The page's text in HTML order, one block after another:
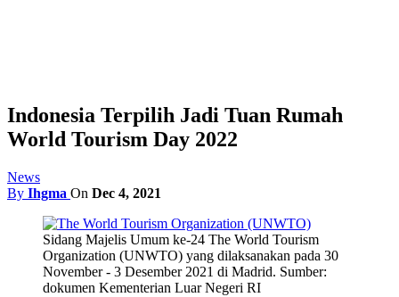
Indonesia Terpilih Jadi Tuan Rumah
World Tourism Day 2022
News
By Ihgma On Dec 4, 2021
Sidang Majelis Umum ke-24 The World Tourism
Organization (UNWTO) yang dilaksanakan pada 30
November - 3 Desember 2021 di Madrid. Sumber:
dokumen Kementerian Luar Negeri RI